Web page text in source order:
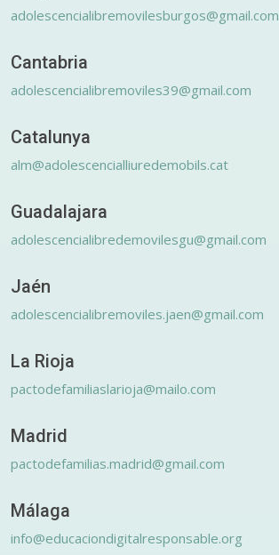
adolescencialibremovilesburgos@gmail.com
Cantabria
adolescencialibremoviles39@gmail.com
Catalunya
alm@adolescencialliuredemobils.cat
Guadalajara
adolescencialibredemovilesgu@gmail.com
Jaén
adolescencialibremoviles.jaen@gmail.com
La Rioja
pactodefamiliaslarioja@mailo.com
Madrid
pactodefamilias.madrid@gmail.com
Málaga
info@educaciondigitalresponsable.org